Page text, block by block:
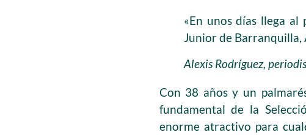
«En unos días llega al
Junior de Barranquilla,
Alexis Rodríguez,
Con 38 años y un
fundamental de la
enorme atractivo para